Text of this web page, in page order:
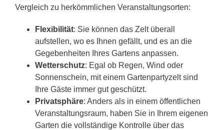
Vergleich zu herkömmlichen Veranstaltungsorten:
Flexibilität: Sie können das Zelt überall
aufstellen, wo es Ihnen gefällt, und es an die
Gegebenheiten Ihres Gartens anpassen.
Wetterschutz: Egal ob Regen, Wind oder
Sonnenschein, mit einem Gartenpartyzelt sind
Ihre Gäste immer gut geschützt.
Privatsphäre: Anders als in einem öffentlichen
Veranstaltungsraum, haben Sie in Ihrem eigenen
Garten die vollständige Kontrolle über das